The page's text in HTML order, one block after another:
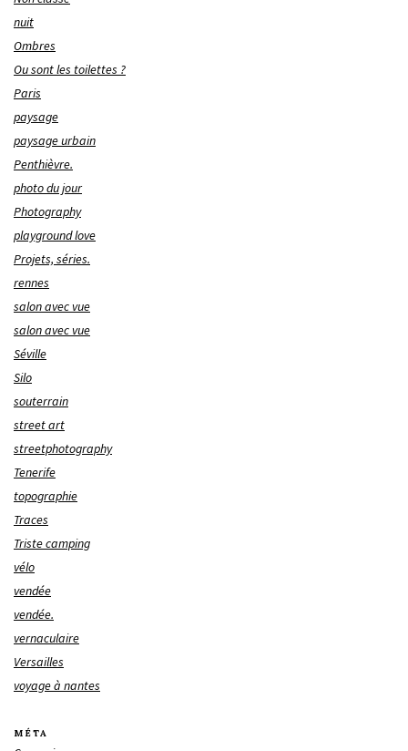
nuit
Ombres
Ou sont les toilettes ?
Paris
paysage
paysage urbain
Penthièvre.
photo du jour
Photography
playground love
Projets, séries.
rennes
salon avec vue
salon avec vue
Séville
Silo
souterrain
street art
streetphotography
Tenerife
topographie
Traces
Triste camping
vélo
vendée
vendée.
vernaculaire
Versailles
voyage à nantes
MÉTA